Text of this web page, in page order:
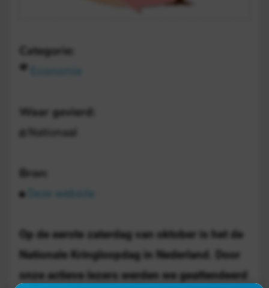
Categorie:
Waar gevierd:
Nationaal
Bron:
Op de eerste zaterdag van oktober is het de
Nationale Kringloopdag in Nederland. Door
onze actieve lezers werden we geattendeerd